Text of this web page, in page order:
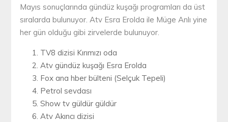
Mayıs sonuçlarında gündüz kuşağı programları da üst
sıralarda bulunuyor. Atv Esra Erolda ile Müge Anlı yine
her gün olduğu gibi zirvelerde bulunuyor.
TV8 dizisi Kırımızı oda
Atv gündüz kuşağı Esra Erolda
Fox ana hber bülteni (Selçuk Tepeli)
Petrol sevdası
Show tv güldür güldür
Atv Akıncı dizisi